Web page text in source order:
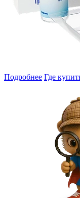
Подробнее Где